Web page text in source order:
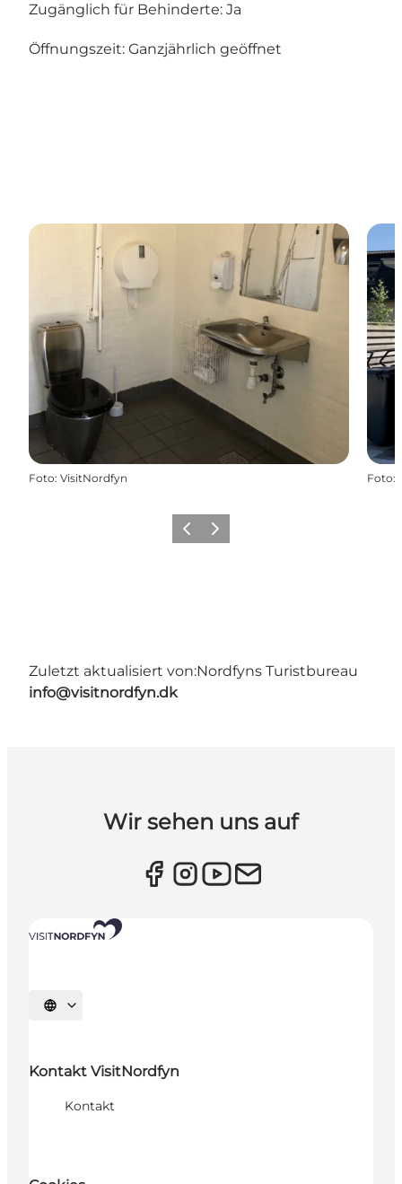
Zugänglich für Behinderte: Ja
Öffnungszeit: Ganzjährlich geöffnet
Foto: VisitNordfyn Foto:
Vorherige Folie
Nächste Folie
Zuletzt aktualisiert von:Nordfyns Turistbureau
info@visitnordfyn.dk
Wir sehen uns auf
Sprache auswählen
Kontakt VisitNordfyn
Kontakt